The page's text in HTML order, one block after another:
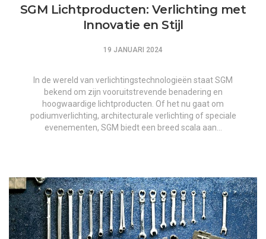
SGM Lichtproducten: Verlichting met
Innovatie en Stijl
19 JANUARI 2024
In de wereld van verlichtingstechnologieën staat SGM
bekend om zijn vooruitstrevende benadering en
hoogwaardige lichtproducten. Of het nu gaat om
podiumverlichting, architecturale verlichting of speciale
evenementen, SGM biedt een breed scala aan…